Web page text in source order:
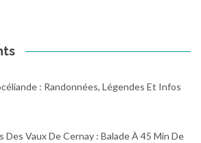
: Randonnées, Légendes Et Infos
Des Vaux De Cernay : Balade À 45 Min De